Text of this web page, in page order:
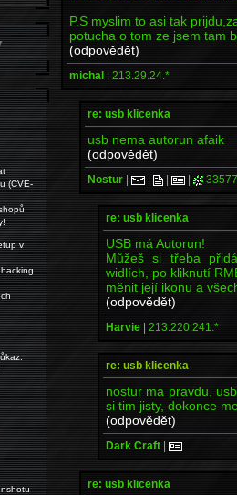
P.S myslim to asi tak
potucha o tom ze jsem tam
(odpovědět)
michal | 213.29.24.*
re: usb klicenka
usb nema autorun afaik
(odpovědět)
Nostur | | | |
re: usb klicenka
USB má Autorun!
Můžeš si třeba
widlích, po kliknutí
měnit její ikonu a
(odpovědět)
Harvie | 213.220.241.*
re: usb klicenka
nostur ma pravdu,
si tim jisty, dokonce
(odpovědět)
Dark Craft |
re: usb klicenka
(CVE-
v